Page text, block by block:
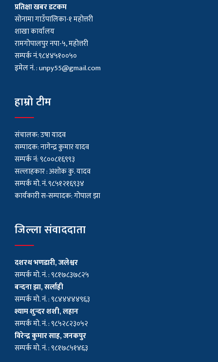
प्रतिक्षा खबर डटकम
सोनामा गाउँपालिका-१ महोत्तरी
शाखा कार्यालय
रामगोपालपुर नपा-५, महोत्तरी
सम्पर्क नं.९८४४५१००५०
इमेल नं. :unpy55@gmail.com
हाम्रो टीम
संचालक: उषा यादव
सम्पादक: नागेन्द्र कुमार यादव
सम्पर्क नं: ९८००८१६९९३
सल्लाहकार : अशाेक कु. यादव
सम्पर्क मो. नं. ९८५१२१६९३४
कार्यकारी स-सम्पादक: गोपाल झा
जिल्ला संवाददाता
दशरथ भणडारी, जलेश्वर
सम्पर्क मो. नं. : ९८१७८३७८२५
बन्दना झा, सर्लाही
सम्पर्क मो. नं. : ९८४४४४४९६३
श्याम शुन्दर शशी, लहान
सम्पर्क मो. नं. : ९८५२८२३०५२
विरेन्द्र कुमार साह, जनकपुर
सम्पर्क मो. नं. : ९८१७८५१४६३